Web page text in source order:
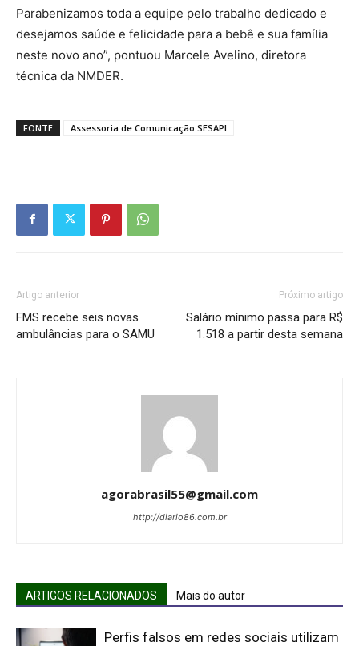
Parabenizamos toda a equipe pelo trabalho dedicado e
desejamos saúde e felicidade para a bebê e sua família
neste novo ano”, pontuou Marcele Avelino, diretora
técnica da NMDER.
FONTE Assessoria de Comunicação SESAPI
Artigo anterior
FMS recebe seis novas
ambulâncias para o SAMU
Próximo artigo
Salário mínimo passa para R$
1.518 a partir desta semana
agorabrasil55@gmail.com
http://diario86.com.br
ARTIGOS RELACIONADOS Mais do autor
Perfis falsos em redes sociais utilizam